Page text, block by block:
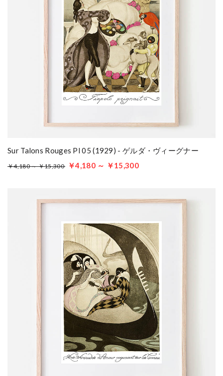
Sur Talons Rouges Pl 05 (1929) - ゲルダ・ヴィーグナー
￥4,180 ～ ￥15,300 ￥4,180 ～ ￥15,300